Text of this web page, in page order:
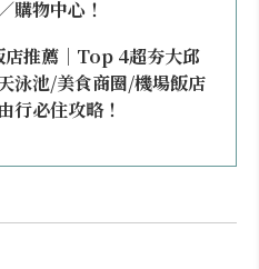
購物中心！
推薦｜Top 4超夯大邱
泳池/美食商圈/機場飯店
行必住攻略！